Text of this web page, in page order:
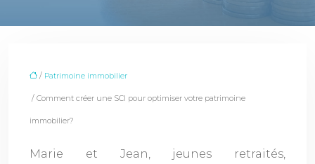
/ Patrimoine immobilier
/ Comment créer une SCI pour optimiser votre patrimoine
immobilier?
Marie et Jean, jeunes retraités,